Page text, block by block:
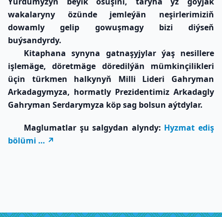
wakalaryny özünde jemleýän neşirlerimiziň
dowamly gelip gowuşmagy bizi diýseň
buýsandyrdy.
Kitaphana synyna gatnaşyjylar ýaş nesillere
işlemäge, döretmäge döredilýän mümkinçilikleri
üçin türkmen halkynyň Milli Lideri Gahryman
Arkadagymyza, hormatly Prezidentimiz Arkadagly
Gahryman Serdarymyza köp sag bolsun aýtdylar.
Maglumatlar şu salgydan alyndy: Hyzmat ediş
bölümi …